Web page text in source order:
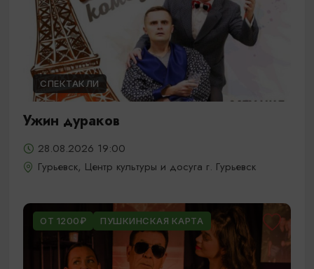
СПЕКТАКЛИ
Ужин дураков
28.08.2026 19:00
Гурьевск, Центр культуры и досуга г. Гурьевск
ОТ 1200₽ ПУШКИНСКАЯ КАРТА